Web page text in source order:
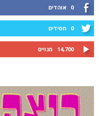
0 אוהדים
0 חסידים
14,700 מנויים